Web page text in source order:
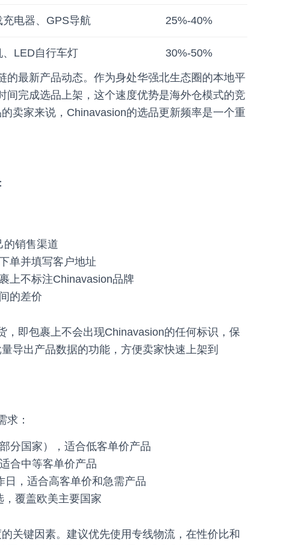
电器、GPS导航 25%-40%
LED自行车灯 30%-50%
的最新产品动态。作为身处华强北生态圈的本地平
间完成选品上架，这个速度优势是海外仓模式的竞
卖家来说，Chinavasion的选品更新频率是一个重
的销售渠道
单并填写客户地址
上不标注Chinavasion品牌
的差价
，即包裹上不会出现Chinavasion的任何标识，保
导出产品数据的功能，方便卖家快速上架到
求：
分国家），适合低客单价产品
合中等客单价产品
日，适合高客单价和急需产品
覆盖欧美主要国家
关键因素。建议优先使用专线物流，在性价比和